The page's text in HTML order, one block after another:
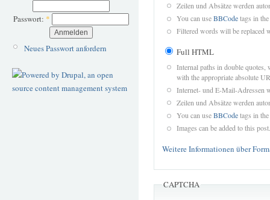
Passwort: *
Neues Passwort anfordern
Zeilen und Absätze werden
You can useBBCodetags in
Filtered words will be replaced
Full HTML
Internal paths in double quotes,
with the appropriate absolute
Internet- und E-Mail-Adressen
Zeilen und Absätze werden
You can useBBCodetags in
Images can be added to this post.
Weitere Informationen über
CAPTCHA